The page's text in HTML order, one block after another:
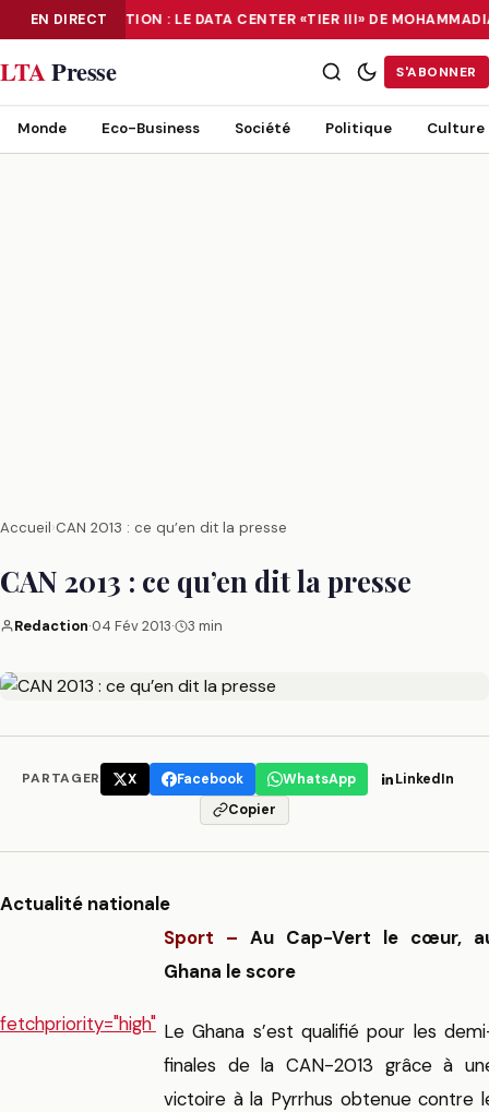
EN DIRECT
NUMÉRISATION : LE DATA CENTER «TIER III» DE
NUMÉRISATION : LE DATA CENTER «TIER III» DE MOHAMMADIA, UN
LTAPresse S'ABONNER
Monde Eco-Business Société Politique Culture
Accueil›CAN 2013 : ce qu’en dit la presse
CAN 2013 : ce qu’en dit la presse
Redaction·04 Fév 2013· 3 min
PARTAGER X Facebook WhatsApp
LinkedIn
Copier
Actualité nationale
fetchpriority="high"
Sport – Au Cap-Vert le cœur,
Ghana le score
Le Ghana s’est qualifié pour les
finales de la CAN-2013 grâce à
victoire à la Pyrrhus obtenue contre